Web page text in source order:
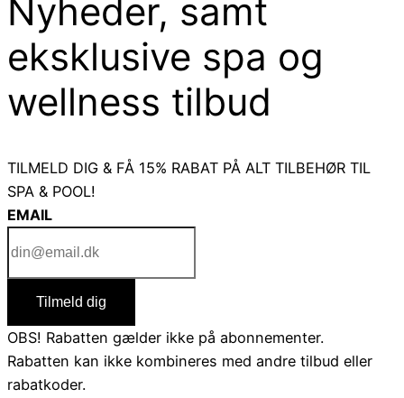
Nyheder, samt
eksklusive spa og
wellness tilbud
TILMELD DIG & FÅ 15% RABAT PÅ ALT TILBEHØR TIL
SPA & POOL!
EMAIL
Tilmeld dig
OBS! Rabatten gælder ikke på abonnementer.
Rabatten kan ikke kombineres med andre tilbud eller
rabatkoder.